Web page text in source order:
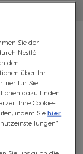
Sie der
Nestlé
den
über Ihr
für Sie
dazu finden
Ihre Cookie-
indem Siehier